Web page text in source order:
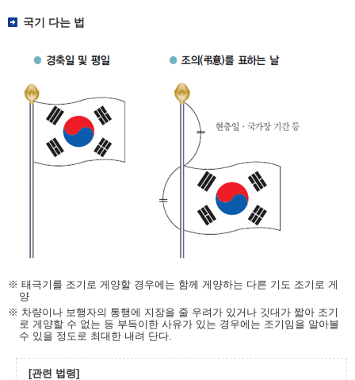
국기 다는 법
※ 태극기를 조기로 게양할 경우에는 함께 게양하는 다른 기도 조기로 게
양
※ 차량이나 보행자의 통행에 지장을 줄 우려가 있거나 깃대가 짧아 조기
로 게양할 수 없는 등 부득이한 사유가 있는 경우에는 조기임을 알아볼
수 있을 정도로 최대한 내려 단다.
[관련 법령]